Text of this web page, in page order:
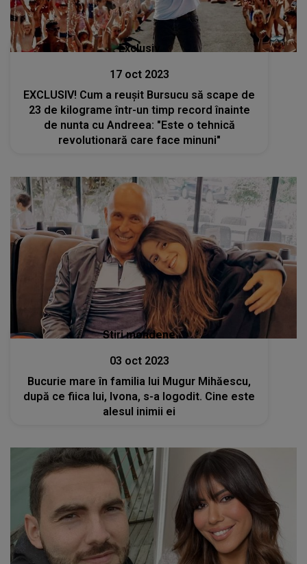
Exclusiv
17 oct 2023
EXCLUSIV! Cum a reușit Bursucu să scape de
23 de kilograme într-un timp record înainte
de nunta cu Andreea: "Este o tehnică
revolutionară care face minuni"
Stiri mondene
03 oct 2023
Bucurie mare în familia lui Mugur Mihăescu,
după ce fiica lui, Ivona, s-a logodit. Cine este
alesul inimii ei